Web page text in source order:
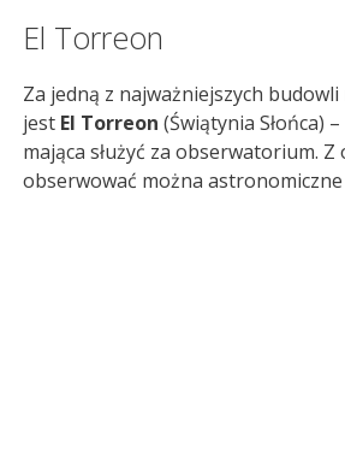
El Torreon
Za jedną z najważniejszych
jest El Torreon (Świątynia Słońca)
mająca służyć za obserwatorium.
obserwować można